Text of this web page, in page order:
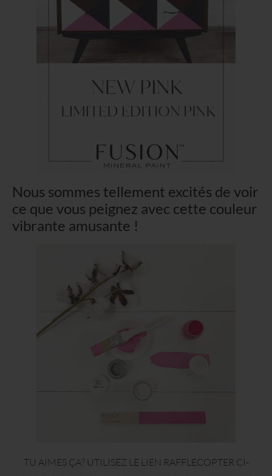
Nous sommes tellement excités de voir
ce que vous peignez avec cette couleur
vibrante amusante !
TU AIMES ÇA? UTILISEZ LE LIEN RAFFLECOPTER CI-